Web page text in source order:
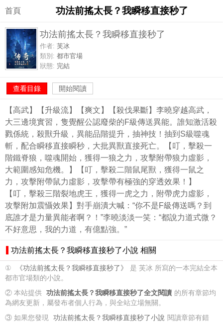
首頁 功法前搖太長？我瞬移直接秒了
功法前搖太長？我瞬移直接秒了
作者: 芙冰
類別: 都市官場
狀態: 完結
查看目錄 開始閱讀
【高武】【升級流】【爽文】【殺伐果斷】李曉穿越高武，
大三邊境實習，隻覺醒公認廢柴的F級傳送異能。誰知激活殺
戮係統，殺獸升級，異能品階提升，抽神技！抽到S級噬魂
斬，配合瞬移直接瞬秒，大批異獸直接死亡。【叮，擊殺一
階鐵脊狼，噬魂開始，獲得一狼之力，攻擊附帶狼力虛影，
大範圍感知危機。】【叮，擊殺二階鼠尾獸，獲得一鼠之
力，攻擊附帶鼠力虛影，攻擊帶有極強的穿透效果！】
【叮，擊殺三階裂地虎王，獲得一虎之力，附帶虎力虛影，
攻擊附加震懾效果】對手崩潰大喊：“你不是F級傳送嗎？到
底誰才是力量異能者啊？！”李曉淡淡一笑：“都說力道式微？
不好意思，我的力道，有億點強。”
功法前搖太長？我瞬移直接秒了小說 相關
① 《功法前搖太長？我瞬移直接秒了》
是 芙冰 所寫的一本完結全本
都市官場類的小說。
② 本站提供 功法前搖太長？我瞬移直接秒了全文閱讀 的所有章節均
為網友更新，屬發布者個人行為，與全站立場無關。
③ 如果您發現 功法前搖太長？我瞬移直接秒了小說 閱讀章節有錯